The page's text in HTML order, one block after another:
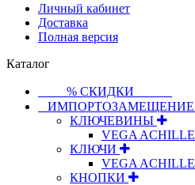
Личный кабинет
Доставка
Полная версия
Каталог
⠀⠀⠀% СКИДКИ⠀⠀⠀⠀
⠀ИМПОРТОЗАМЕЩЕНИЕ
КЛЮЧЕВИНЫ
VEGA ACHILLE
КЛЮЧИ
VEGA ACHILLE
КНОПКИ